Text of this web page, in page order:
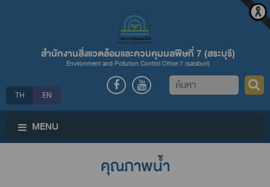
สำนักงานสิ่งแวดล้อมและควบคุมมลพิษที่ 7 (สระบุรี)
Environment and Pollution Control Office 7 (saraburi)
TH EN
ค้นหา
MENU
คุณภาพน้ำ